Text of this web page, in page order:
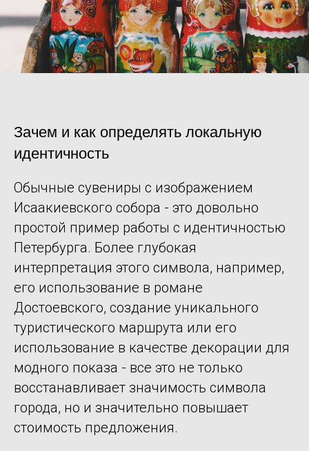
Зачем и как определять локальную
идентичность
Обычные сувениры с изображением
Исаакиевского собора - это довольно
простой пример работы с идентичностью
Петербурга. Более глубокая
интерпретация этого символа, например,
его использование в романе
Достоевского, создание уникального
туристического маршрута или его
использование в качестве декорации для
модного показа - все это не только
восстанавливает значимость символа
города, но и значительно повышает
стоимость предложения.